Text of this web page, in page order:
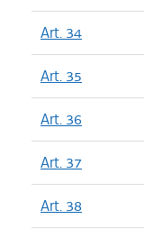
Art. 34
Art. 35
Art. 36
Art. 37
Art. 38